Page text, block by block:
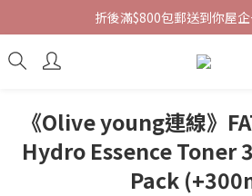
折後滿$800包郵送到你屋
《Olive young連線》
Hydro Essence Toner
Pack